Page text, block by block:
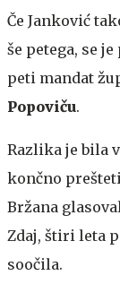
Če Janković
še petega, se
peti mandat
Popoviču.
Razlika je bila
končno
Bržana
Zdaj, štiri leta
soočila.